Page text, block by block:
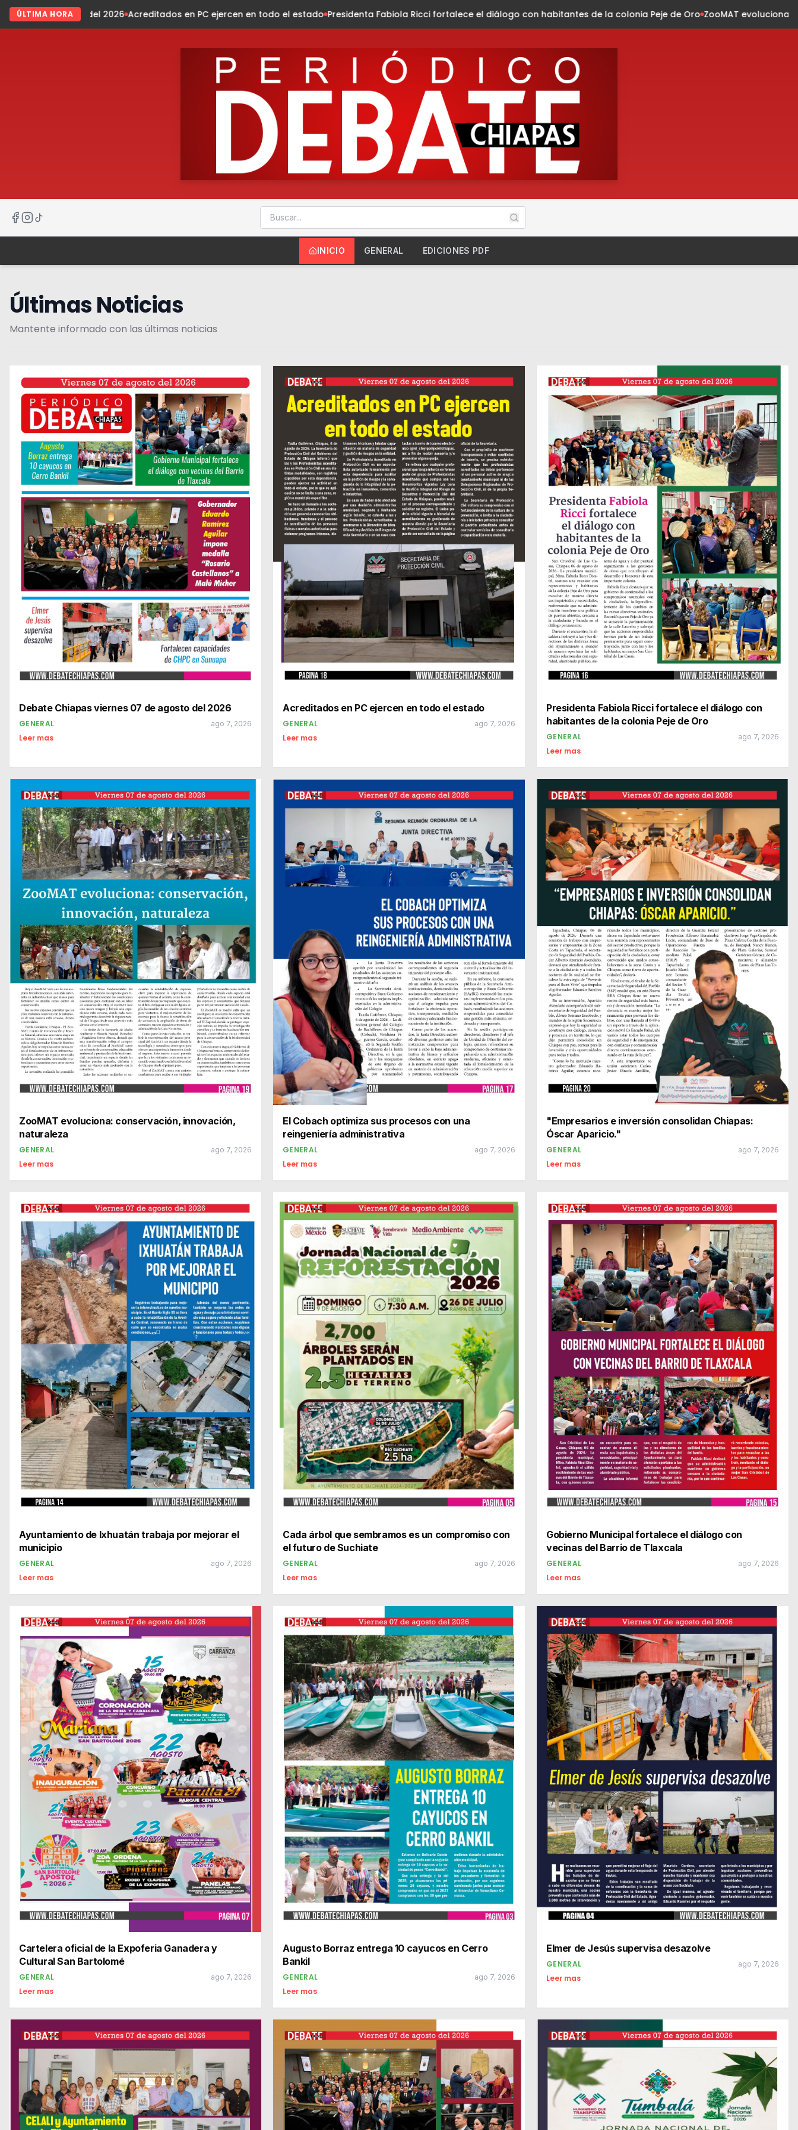
ÚLTIMA HORA
2026 Acreditados en PC ejercen en todo el estado Presidenta Fabiola Ricci fortalece el diálogo con habitantes de la colonia Peje de Oro ZooMAT evoluciona: conservación,
INICIO GENERAL EDICIONES PDF
Últimas Noticias
Mantente informado con las últimas noticias
Debate Chiapas viernes 07 de agosto del 2026
GENERAL ago 7, 2026
Leer mas
Acreditados en PC ejercen en todo el estado
GENERAL ago 7, 2026
Leer mas
Presidenta Fabiola Ricci fortalece el diálogo con
habitantes de la colonia Peje de Oro
GENERAL ago 7, 2026
Leer mas
ZooMAT evoluciona: conservación, innovación,
naturaleza
GENERAL ago 7, 2026
Leer mas
El Cobach optimiza sus procesos con una
reingeniería administrativa
GENERAL ago 7, 2026
Leer mas
"Empresarios e inversión consolidan Chiapas:
GENERAL ago 7, 2026
Leer mas
Ayuntamiento de Ixhuatán trabaja por mejorar el
municipio
GENERAL ago 7, 2026
Leer mas
Cada árbol que sembramos es un compromiso con
el futuro de Suchiate
GENERAL ago 7, 2026
Leer mas
Gobierno Municipal fortalece el diálogo con
vecinas del Barrio de Tlaxcala
GENERAL ago 7, 2026
Leer mas
Cartelera oficial de la Expoferia Ganadera y
Cultural San Bartolomé
GENERAL ago 7, 2026
Leer mas
Augusto Borraz entrega 10 cayucos en Cerro
Bankil
GENERAL ago 7, 2026
Leer mas
Elmer de Jesús supervisa desazolve
GENERAL ago 7, 2026
Leer mas